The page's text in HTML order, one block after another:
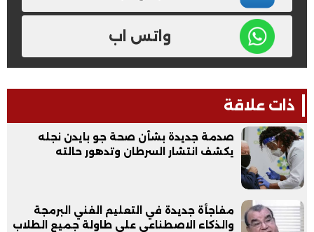
واتس اب
ذات علاقة
صدمة جديدة بشأن صحة جو بايدن نجله
يكشف انتشار السرطان وتدهور حالته
مفاجأة جديدة في التعليم الفني البرمجة
والذكاء الاصطناعي على طاولة جميع الطلاب